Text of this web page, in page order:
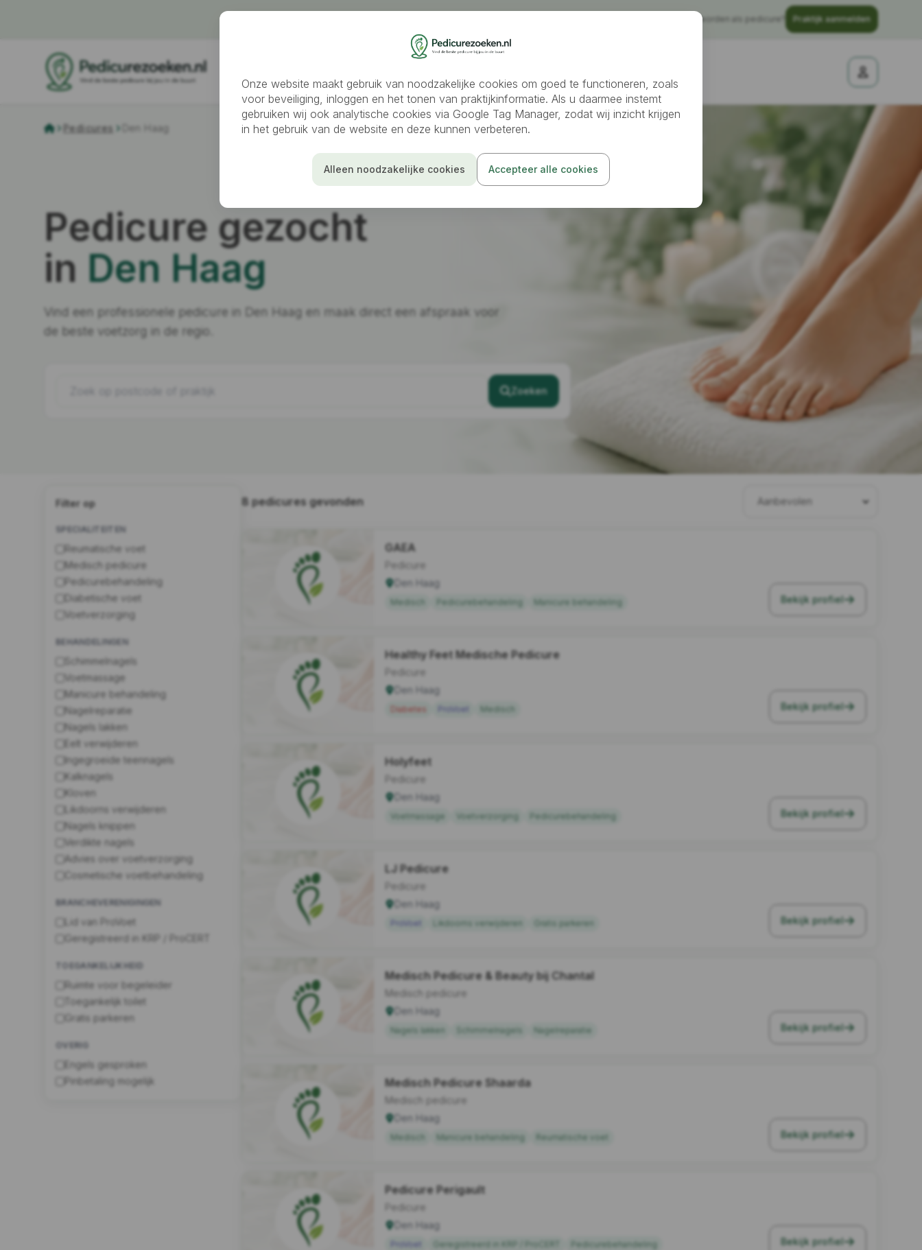
Gratis vindbaar worden als pedicure? Praktijk aanmelden
Pedicures Den Haag
Pedicure gezocht
in Den Haag
Vind een professionele pedicure in Den Haag en maak direct een afspraak voor
de beste voetzorg in de regio.
Zoeken
Filter op
SPECIALITEITEN
Reumatische voet
Medisch pedicure
Pedicurebehandeling
Diabetische voet
Voetverzorging
BEHANDELINGEN
Schimmelnagels
Voetmassage
Manicure behandeling
Nagelreparatie
Nagels lakken
Eelt verwijderen
Ingegroeide teennagels
Kalknagels
Kloven
Likdoorns verwijderen
Nagels knippen
Verdikte nagels
Advies over voetverzorging
Cosmetische voetbehandeling
BRANCHEVERENIGINGEN
Lid van ProVoet
Geregistreerd in KRP / ProCERT
TOEGANKELIJKHEID
Ruimte voor begeleider
Toegankelijk toilet
Gratis parkeren
OVERIG
Engels gesproken
Pinbetaling mogelijk
8 pedicures gevonden
GAEA
Pedicure
Den Haag
Medisch Pedicurebehandeling Manicure behandeling Bekijk profiel
Healthy Feet Medische Pedicure
Pedicure
Den Haag
Diabetes ProVoet Medisch Bekijk profiel
Holyfeet
Pedicure
Den Haag
Voetmassage Voetverzorging Pedicurebehandeling Bekijk profiel
LJ Pedicure
Pedicure
Den Haag
ProVoet Likdoorns verwijderen Gratis parkeren Bekijk profiel
Medisch Pedicure & Beauty bij Chantal
Medisch pedicure
Den Haag
Nagels lakken Schimmelnagels Nagelreparatie Bekijk profiel
Medisch Pedicure Shaarda
Medisch pedicure
Den Haag
Medisch Manicure behandeling Reumatische voet Bekijk profiel
Pedicure Perigault
Pedicure
Den Haag
ProVoet Geregistreerd in KRP / ProCERT Pedicurebehandeling Bekijk profiel
Onze website maakt gebruik van noodzakelijke cookies om goed te functioneren, zoals
voor beveiliging, inloggen en het tonen van praktijkinformatie. Als u daarmee instemt
gebruiken wij ook analytische cookies via Google Tag Manager, zodat wij inzicht krijgen
in het gebruik van de website en deze kunnen verbeteren.
Alleen noodzakelijke cookies Accepteer alle cookies